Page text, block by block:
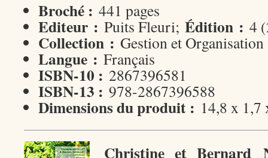
Broché : 441 pages
Editeur : Puits Fleuri; Édition : 4
Collection : Gestion et Organisation
Langue : Français
ISBN-10 : 2867396581
ISBN-13 : 978-2867396588
Dimensions du produit : 14,8 x 1,7
Christine et Bernard